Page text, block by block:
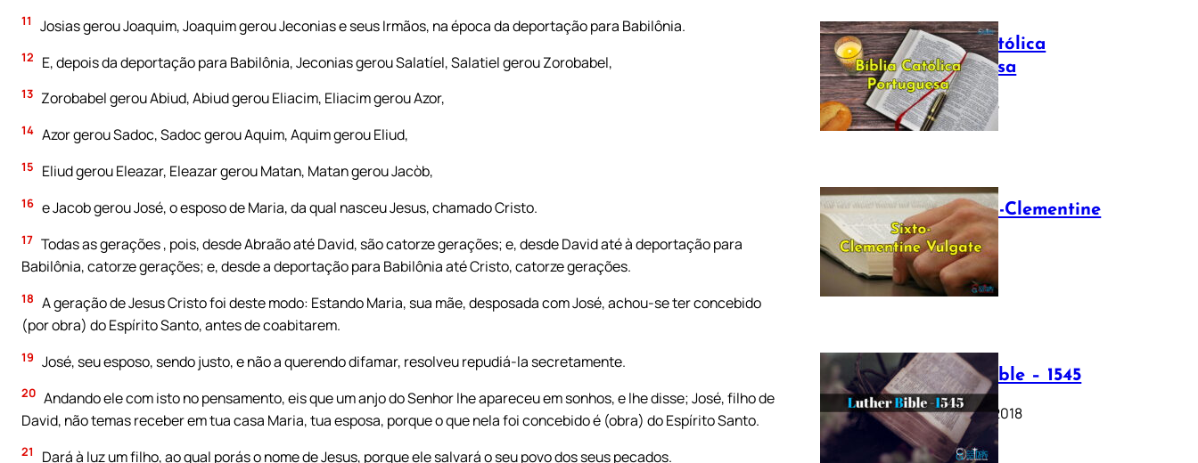
11 Josias gerou Joaquim, Joaquim gerou Jeconias e seus Irmãos, na época da deportação para Babilônia.
12 E, depois da deportação para Babilônia, Jeconias gerou Salatíel, Salatiel gerou Zorobabel,
13 Zorobabel gerou Abiud, Abiud gerou Eliacim, Eliacim gerou Azor,
14 Azor gerou Sadoc, Sadoc gerou Aquim, Aquim gerou Eliud,
15 Eliud gerou Eleazar, Eleazar gerou Matan, Matan gerou Jacòb,
16 e Jacob gerou José, o esposo de Maria, da qual nasceu Jesus, chamado Cristo.
17 Todas as gerações , pois, desde Abraão até David, são catorze gerações; e, desde David até à deportação para
Babilônia, catorze gerações; e, desde a deportação para Babilônia até Cristo, catorze gerações.
18 A geração de Jesus Cristo foi deste modo: Estando Maria, sua mãe, desposada com José, achou-se ter concebido
(por obra) do Espírito Santo, antes de coabitarem.
19 José, seu esposo, sendo justo, e não a querendo difamar, resolveu repudiá-la secretamente.
20 Andando ele com isto no pensamento, eis que um anjo do Senhor lhe apareceu em sonhos, e lhe disse; José, filho de
David, não temas receber em tua casa Maria, tua esposa, porque o que nela foi concebido é (obra) do Espírito Santo.
21 Dará à luz um filho, ao qual porás o nome de Jesus, porque ele salvará o seu povo dos seus pecados.
Bíblia Católica
Portuguesa
July 16, 2025
The Sixto-Clementine
Vulgate
July 12, 2025
Luther Bible – 1545
October 17, 2018